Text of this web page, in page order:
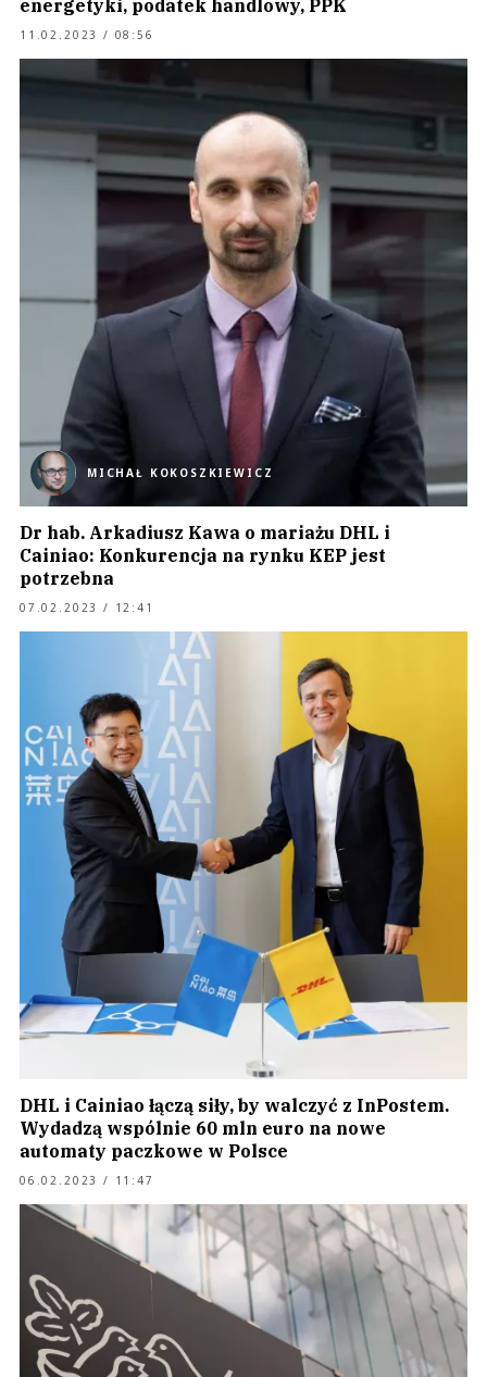
energetyki, podatek handlowy, PPK
11.02.2023 / 08:56
MICHAŁ KOKOSZKIEWICZ
Dr hab. Arkadiusz Kawa o mariażu DHL i
Cainiao: Konkurencja na rynku KEP jest
potrzebna
07.02.2023 / 12:41
DHL i Cainiao łączą siły, by walczyć z InPostem.
Wydadzą wspólnie 60 mln euro na nowe
automaty paczkowe w Polsce
06.02.2023 / 11:47